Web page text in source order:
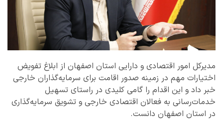
مدیرکل امور اقتصادی و دارایی استان اصفهان از ابلاغ تفویض
اختیارات مهم در زمینه صدور اقامت برای سرمایه‌گذاران خارجی
خبر داد و این اقدام را گامی کلیدی در راستای تسهیل
خدمات‌رسانی به فعالان اقتصادی خارجی و تشویق سرمایه‌گذاری
در استان اصفهان دانست.